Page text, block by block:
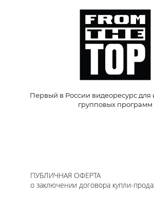
Первый в России видеоресурс для
групповых программ
ПУБЛИЧНАЯ ОФЕРТА
о заключении договора купли-